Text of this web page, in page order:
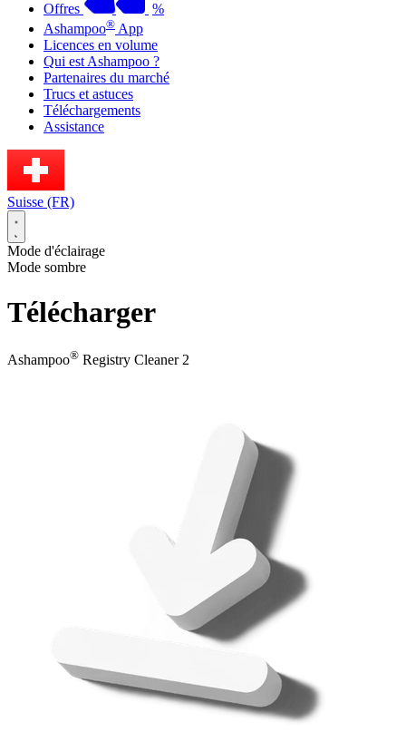
Offres
%
Ashampoo® App
Licences en volume
Qui est Ashampoo ?
Partenaires du marché
Trucs et astuces
Téléchargements
Assistance
Suisse (FR)
Mode d'éclairage
Mode sombre
Télécharger
Ashampoo® Registry Cleaner 2